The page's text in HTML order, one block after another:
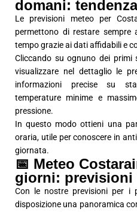
domani:
Le previsioni meteo per
permettono di restare sempre
tempo grazie ai dati affidabili e
Cliccando su ognuno dei
visualizzare nel dettaglio le
informazioni precise su
temperature minime e
pressione.
In questo modo ottieni una
oraria, utile per conoscere in
giornata.
📅 Meteo
giorni: previsioni
Con le nostre previsioni per i
disposizione una panoramica